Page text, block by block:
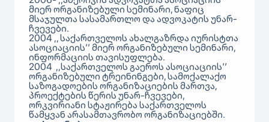
მიერ ორგანიზებული სემინარი, ნაფიც
მსაჯულთა სასამართლო და ადვოკატის უნარ-
ჩვევები.
2004 ,, საქართველოს ახალგაზრდა იურისტთა
ასოციაციის’’ მიერ ორგანიზებული სემინარი,
ინფორმაციის თავისუფლება.
2004 ,,საქართველოს გაეროს ასოციაციის’’
ორგანიზებული ტრეინინგები, სამოქალაქო
საზოგადოების ორგანიზაციების მართვა,
პროექტების წერის უნარ-ჩვევები,
ორკვირიანი სტაჟირება საქართველოს
წამყვან არასამთავრობო ორგანიზაციებში.